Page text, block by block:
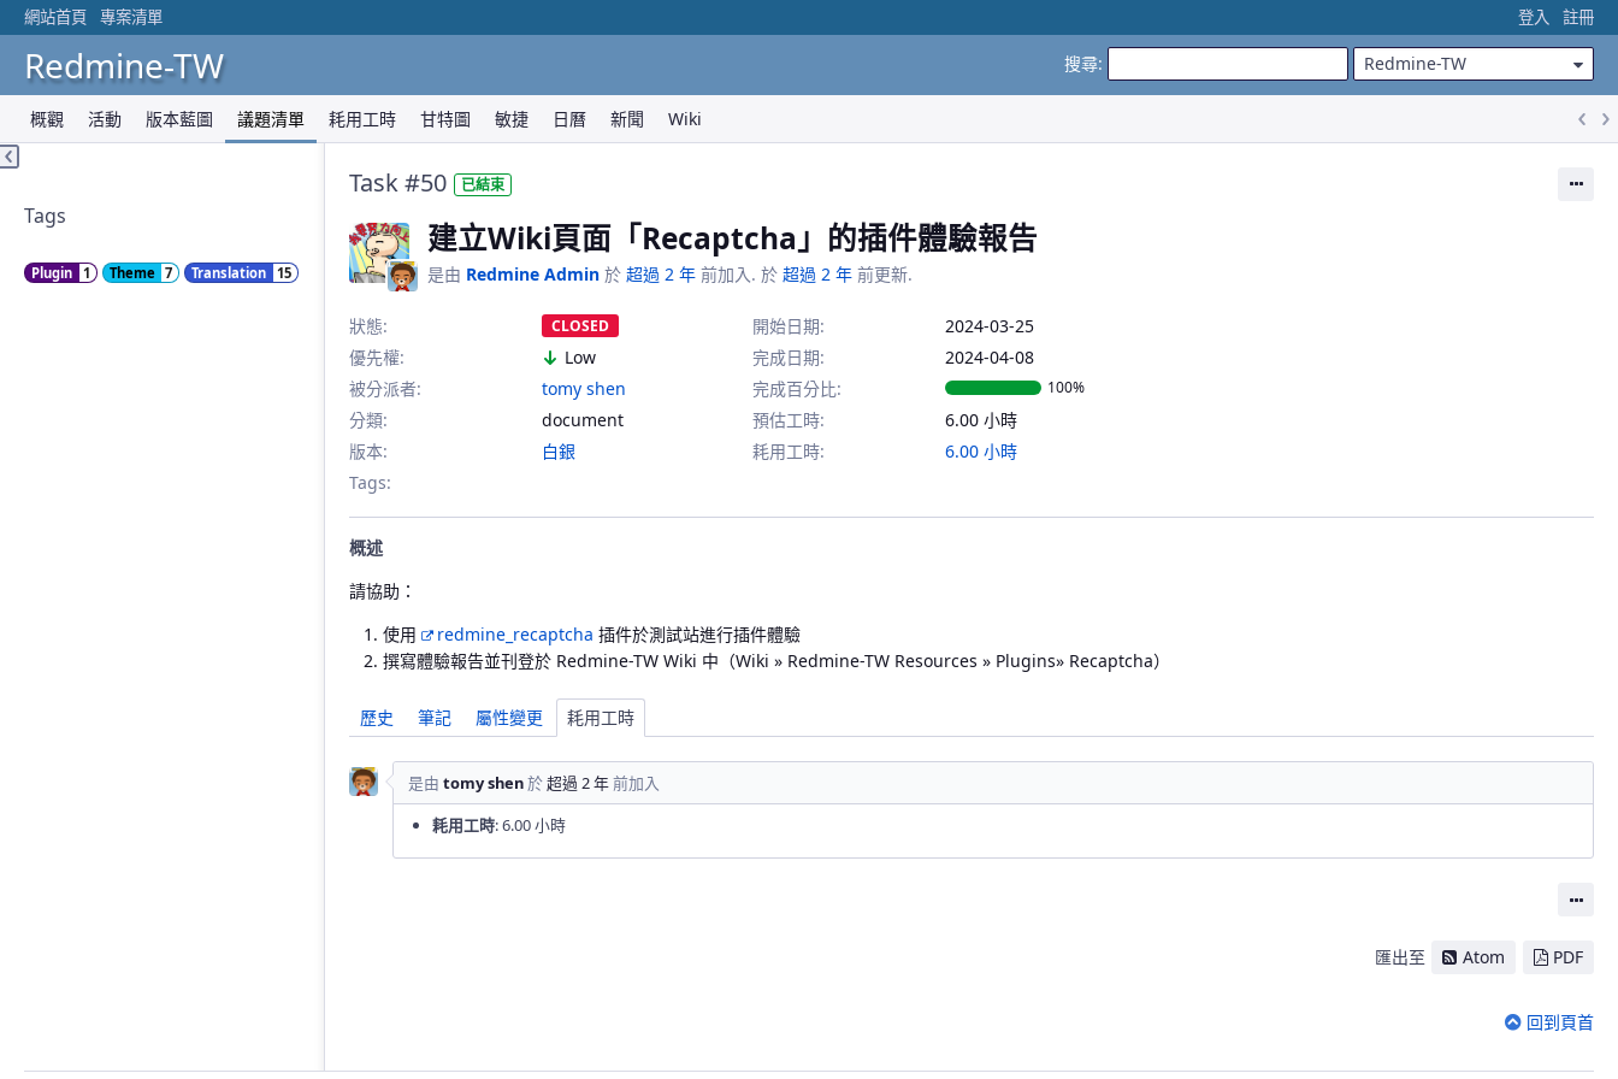
登入 註冊
網站首頁 專案清單
搜尋: Redmine-TW
Redmine-TW
概觀 活動 版本藍圖 議題清單 耗用工時 甘特圖 敏捷 日曆 新聞 Wiki
Tags
Plugin 1 Theme 7 Translation 15
Task #50 已結束
建立Wiki頁面「Recaptcha」的插件體驗報告
是由 Redmine Admin 於 超過 2 年 前加入. 於 超過 2 年 前更新.
狀態: CLOSED
優先權:
Low
被分派者:
tomy shen
分類:
document
版本:
白銀
開始日期:
2024-03-25
完成日期:
2024-04-08
完成百分比:
100%
預估工時:
6.00 小時
耗用工時:
6.00 小時
Tags:
概述
請協助：
使用
redmine_recaptcha 插件於測試站進行插件體驗
撰寫體驗報告並刊登於 Redmine-TW Wiki 中（Wiki » Redmine-TW Resources » Plugins» Recaptcha）
歷史 筆記 屬性變更 耗用工時
是由 tomy shen於超過 2 年前加入
耗用工時: 6.00 小時
匯出至 Atom PDF
回到頁首